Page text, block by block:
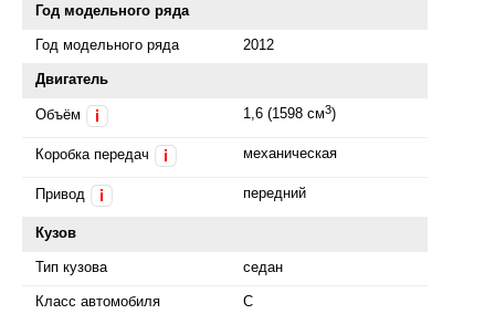
Год модельного ряда
Год модельного ряда 2012
Двигатель
Объём 1,6 (1598 см3)
Коробка передач механическая
Привод передний
Кузов
Тип кузова седан
Класс автомобиля C